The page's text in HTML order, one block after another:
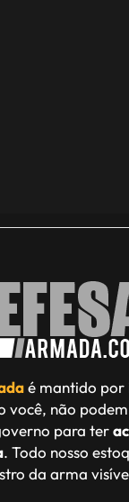
é mantido por
você, não
para ter
. Todo nosso
da arma